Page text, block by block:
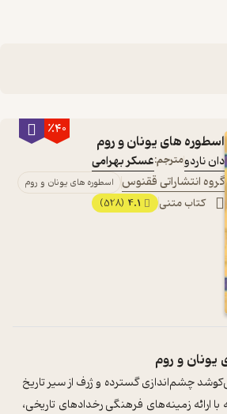
٪40
اسطوره های یونان و روم
دان ناردومترجم:عسکر بهرامی
گروه انتشاراتی ققنوس
اسطوره های یونان و روم
کتاب متنی 4.1
(528)
یونان و روم
چشم‌اندازی گسترده و ژرف از سیر تاریخ
ارائه زمینه‌های فرهنگی رخدادهای تاریخی،